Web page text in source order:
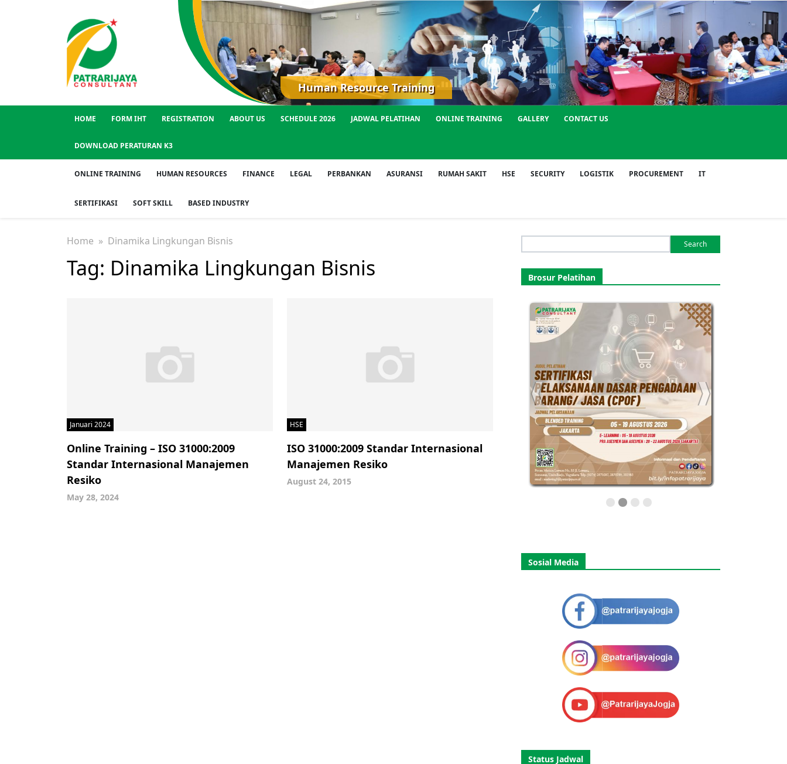
Human Resource Training
HOME FORM IHT REGISTRATION ABOUT US SCHEDULE 2026 JADWAL PELATIHAN ONLINE TRAINING GALLERY CONTACT US
DOWNLOAD PERATURAN K3
ONLINE TRAINING HUMAN RESOURCES FINANCE LEGAL PERBANKAN ASURANSI RUMAH SAKIT HSE SECURITY LOGISTIK PROCUREMENT IT
SERTIFIKASI SOFT SKILL BASED INDUSTRY
Home » Dinamika Lingkungan Bisnis
Tag: Dinamika Lingkungan Bisnis
Januari 2024
Online Training – ISO 31000:2009
Standar Internasional Manajemen
Resiko
May 28, 2024
HSE
ISO 31000:2009 Standar Internasional
Manajemen Resiko
August 24, 2015
for:
Brosur Pelatihan
Sosial Media
Status Jadwal